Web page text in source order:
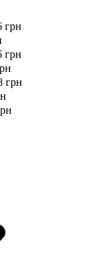
грн
грн
грн